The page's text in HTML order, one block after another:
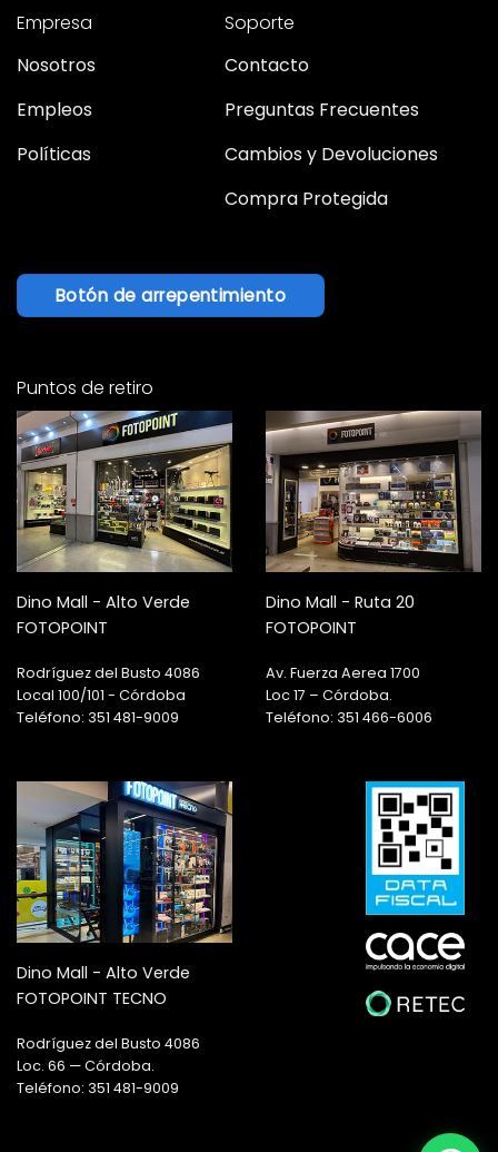
Empresa
Nosotros
Empleos
Políticas
Soporte
Contacto
Preguntas Frecuentes
Cambios y Devoluciones
Compra Protegida
Botón de arrepentimiento
Puntos de retiro
Dino Mall - Alto Verde
FOTOPOINT
Rodríguez del Busto 4086
Local 100/101 - Córdoba
Teléfono: 351 481-9009
Dino Mall - Ruta 20
FOTOPOINT
Av. Fuerza Aerea 1700
Loc 17 – Córdoba.
Teléfono: 351 466-6006
Dino Mall - Alto Verde
FOTOPOINT TECNO
Rodríguez del Busto 4086
Loc. 66 — Córdoba.
Teléfono: 351 481-9009